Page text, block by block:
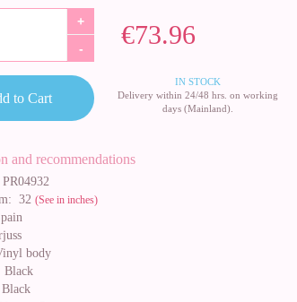
€73.96
+
-
IN STOCK
Delivery within 24/48 hrs. on working
days (Mainland).
to Cart
and recommendations
PR04932
32 (See in inches)
body
Black
Black